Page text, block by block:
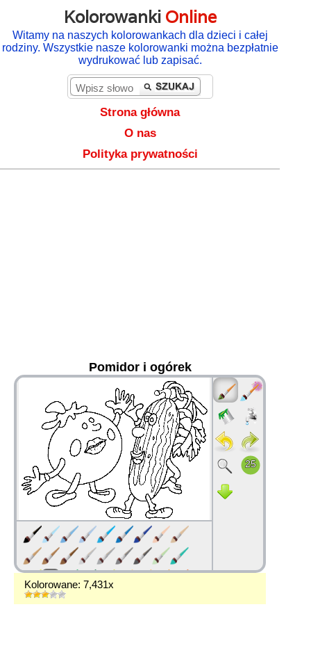
Kolorowanki Online
Witamy na naszych kolorowankach dla dzieci i całej
rodziny. Wszystkie nasze kolorowanki można bezpłatnie
wydrukować lub zapisać.
Strona główna
O nas
Polityka prywatności
Pomidor i ogórek
Kolorowane: 7,431x